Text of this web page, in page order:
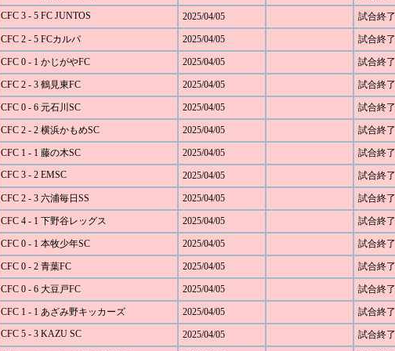
CFC 3 - 5 FC JUNTOS
2025/04/05 試合終了
CFC 2 - 5 FCカルパ 2025/04/05 試合終了
CFC 0 - 1 かじがやFC 2025/04/05 試合終了
CFC 2 - 3 鶴見東FC 2025/04/05 試合終了
CFC 0 - 6 元石川SC 2025/04/05 試合終了
CFC 2 - 2 横浜かもめSC 2025/04/05 試合終了
CFC 1 - 1 藤の木SC 2025/04/05
試合終了
CFC 3 - 2 EMSC
2025/04/05 試合終了
CFC 2 - 3 六浦毎日SS 2025/04/05 試合終了
CFC 4 - 1 下野谷レッグス 2025/04/05 試合終了
CFC 0 - 1 本牧少年SC 2025/04/05 試合終了
CFC 0 - 2 青葉FC 2025/04/05 試合終了
CFC 0 - 6 大豆戸FC 2025/04/05 試合終了
CFC 1 - 1 あざみ野キッカーズ 2025/04/05
試合終了
CFC 5 - 3 KAZU SC
2025/04/05 試合終了